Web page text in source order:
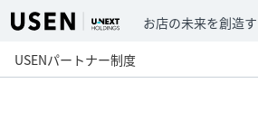
お店の未来を創造
USENパートナー制度